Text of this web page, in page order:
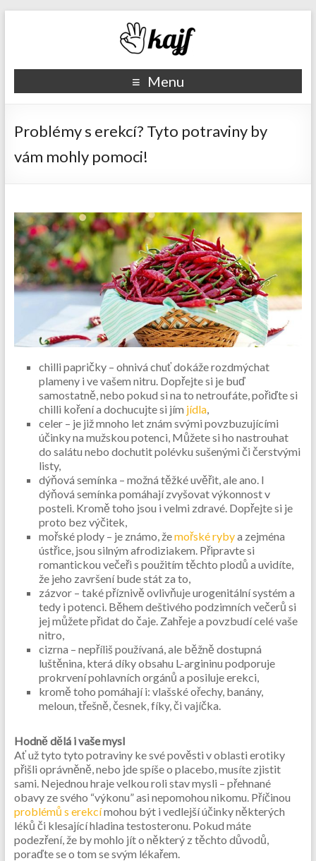
Recepty kajf.cz
Menu
Problémy s erekcí? Tyto potraviny by
vám mohly pomoci!
chilli papričky – ohnivá chuť dokáže rozdmýchat
plameny i ve vašem nitru. Dopřejte si je buď
samostatně, nebo pokud si na to netroufáte, pořiďte si
chilli koření a dochucujte si jím jídla,
celer – je již mnoho let znám svými povzbuzujícími
účinky na mužskou potenci, Můžete si ho nastrouhat
do salátu nebo dochutit polévku sušenými či čerstvými
listy,
dýňová semínka – možná těžké uvěřit, ale ano. I
dýňová semínka pomáhají zvyšovat výkonnost v
posteli. Kromě toho jsou i velmi zdravé. Dopřejte si je
proto bez výčitek,
mořské plody – je známo, žemořské rybya zejména
ústřice, jsou silným afrodiziakem. Připravte si
romantickou večeři s použitím těchto plodů a uvidíte,
že jeho završení bude stát za to,
zázvor – také příznivě ovlivňuje urogenitální systém a
tedy i potenci. Během deštivého podzimních večerů si
jej můžete přidat do čaje. Zahřeje a povzbudí celé vaše
nitro,
cizrna – nepříliš používaná, ale běžně dostupná
luštěnina, která díky obsahu L-argininu podporuje
prokrvení pohlavních orgánů a posiluje erekci,
kromě toho pomáhají i: vlašské ořechy, banány,
meloun, třešně, česnek, fíky, či vajíčka.
Hodně dělá i vaše mysl
Ať už tyto tyto potraviny ke své pověsti v oblasti erotiky
přišli oprávněně, nebo jde spíše o placebo, musíte zjistit
sami. Nejednou hraje velkou roli stav mysli – přehnané
obavy ze svého “výkonu” asi nepomohou nikomu. Příčinou
problémů s erekcímohou být i vedlejší účinky některých
léků či klesající hladina testosteronu. Pokud máte
podezření, že by mohlo jít o některý z těchto důvodů,
poraďte se o tom se svým lékařem.